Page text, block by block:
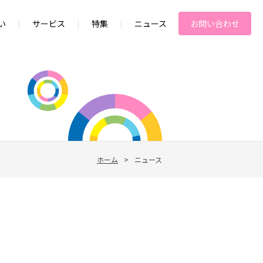
| サービス | 特集 | ニュース お問い合わせ
ホーム > ニュース